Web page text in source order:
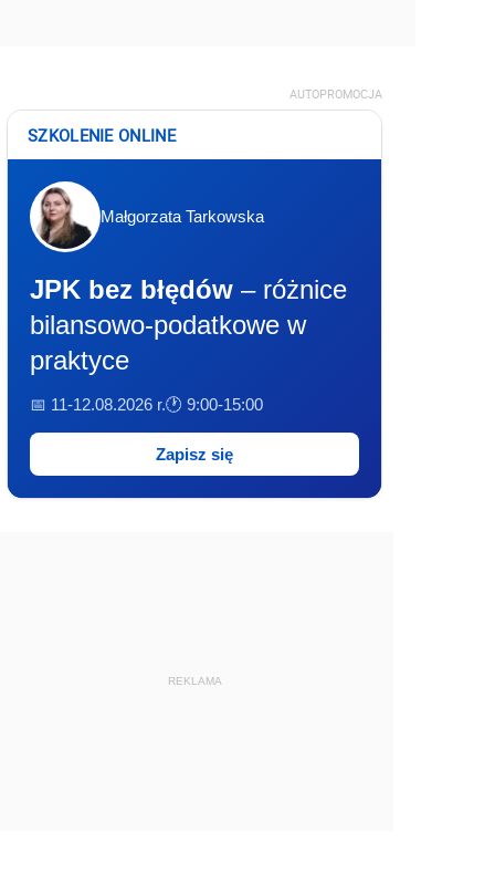
AUTOPROMOCJA
SZKOLENIE ONLINE
Małgorzata Tarkowska
JPK bez błędów – różnice
bilansowo-podatkowe w
praktyce
📅 11-12.08.2026 r.🕐 9:00-15:00
Zapisz się
REKLAMA